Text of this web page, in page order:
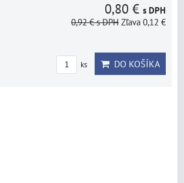
0,80 € s DPH
0,92 €s DPH Zľava 0,12 €
ks DO KOŠÍKA